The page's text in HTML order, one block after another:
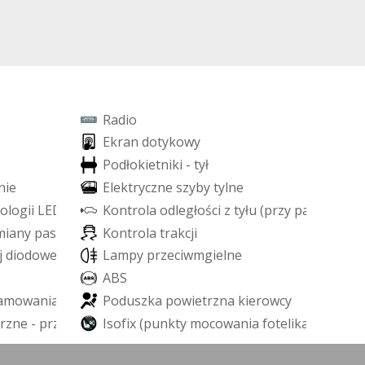
Radio
Ekran dotykowy
Podłokietniki - tył
ie Elektryczne szyby tylne
ologii LED Kontrola odległości z tyłu (przy pa
iany pas chu Kontrola trakcji
j diodowe D Lampy przeciwmgielne
ABS
mowania Poduszka powietrzna kierowcy
rzne - prz Isofix (punkty mocowania fotelika